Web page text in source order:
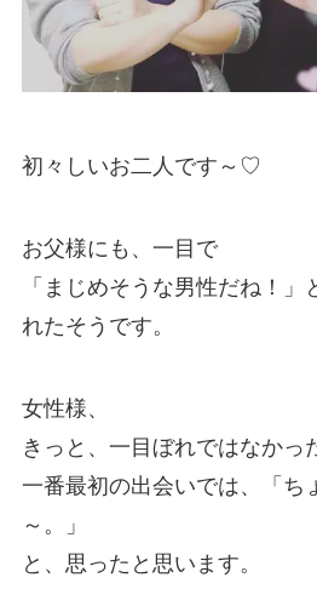
初々しいお二人です～♡
お父様にも、一目で
「まじめそうな男性だね！」
れたそうです。
女性様、
きっと、一目ぼれではなかっ
一番最初の出会いでは、「ち
～。」
と、思ったと思います。